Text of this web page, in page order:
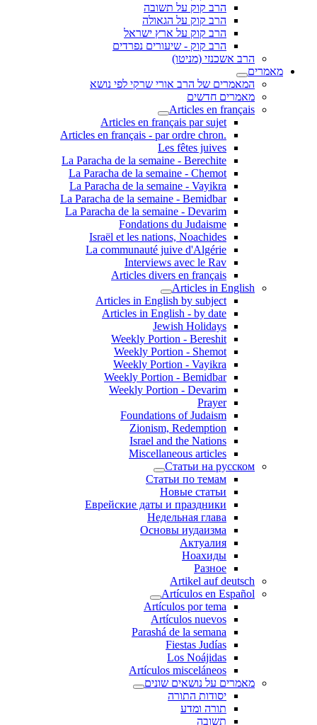
הרב קוק על תשובה
הרב קוק על הגאולה
הרב קוק על ארץ ישראל
הרב קוק - שיעורים נפרדים
הרב אשכנזי (מניטו)
מאמרים
המאמרים של הרב אורי שרקי לפי נושא
מאמרים חדשים
Articles en français
Articles en français par sujet
.Articles en français - par ordre chron
Les fêtes juives
La Paracha de la semaine - Berechite
La Paracha de la semaine - Chemot
La Paracha de la semaine - Vayikra
La Paracha de la semaine - Bemidbar
La Paracha de la semaine - Devarim
Fondations du Judaisme
Israël et les nations, Noachides
La communauté juive d'Algérie
Interviews avec le Rav
Articles divers en français
Articles in English
Articles in English by subject
Articles in English - by date
Jewish Holidays
Weekly Portion - Bereshit
Weekly Portion - Shemot
Weekly Portion - Vayikra
Weekly Portion - Bemidbar
Weekly Portion - Devarim
Prayer
Foundations of Judaism
Zionism, Redemption
Israel and the Nations
Miscellaneous articles
Статьи на русском
Статьи по темам
Новые статьи
Еврейские даты и праздники
Недельная глава
Основы иудаизма
Актуалия
Ноахиды
Разное
Artikel auf deutsch
Artículos en Español
Artículos por tema
Artículos nuevos
Parashá de la semana
Fiestas Judías
Los Noájidas
Artículos misceláneos
מאמרים על נושאים שונים
יסודות התורה
תורה ומדע
תשובה